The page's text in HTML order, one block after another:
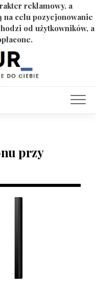
reklamowy, a
na celu pozycjonowanie
od użytkowników, a
przy